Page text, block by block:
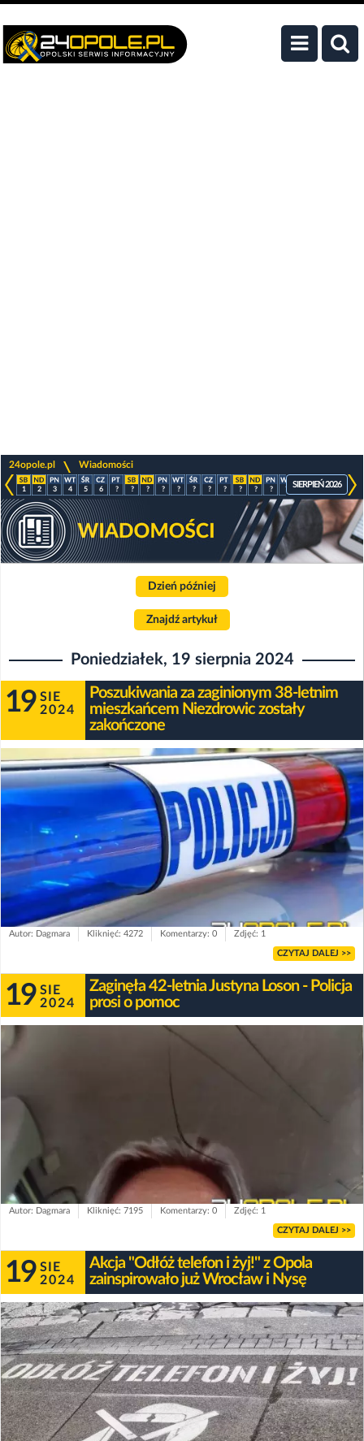
24opole.pl Wiadomości
1 2 3 4 5 6 ? ? ? ? ? ? ? ? ? ? ? ? ? ? ?
SIERPIEŃ 2026
Dzień później
Znajdź artykuł
Poniedziałek, 19 sierpnia 2024
19 SIE
2024
Poszukiwania za zaginionym 38-letnim
mieszkańcem Niezdrowic zostały
zakończone
Autor: Dagmara Kliknięć: 4272 Komentarzy: 0 Zdjęć: 1
CZYTAJ DALEJ >>
19 SIE
2024
Zaginęła 42-letnia Justyna Loson - Policja
prosi o pomoc
Autor: Dagmara Kliknięć: 7195 Komentarzy: 0 Zdjęć: 1
CZYTAJ DALEJ >>
19 SIE
2024
Akcja "Odłóż telefon i żyj!" z Opola
zainspirowało już Wrocław i Nysę